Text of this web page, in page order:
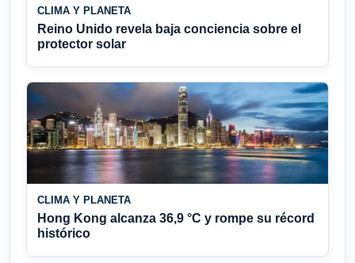
CLIMA Y PLANETA
Reino Unido revela baja conciencia sobre el
protector solar
CLIMA Y PLANETA
Hong Kong alcanza 36,9 °C y rompe su récord
histórico